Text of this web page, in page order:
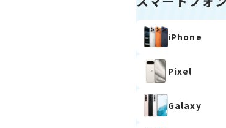
iPhone
Pixel
Galaxy